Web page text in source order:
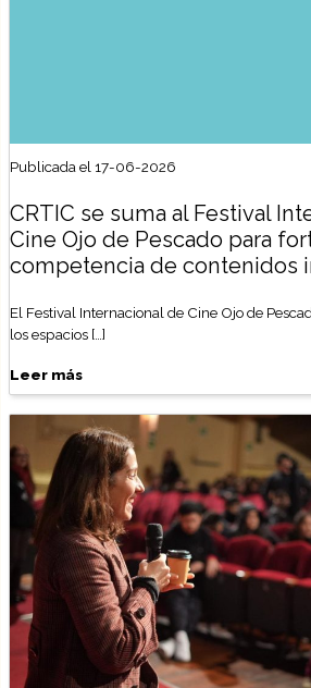
Publicada el 17-06-2026
CRTIC se suma al Festival
Cine Ojo de Pescado para
competencia de contenidos
El Festival Internacional de Cine Ojo de
los espacios […]
Leer más